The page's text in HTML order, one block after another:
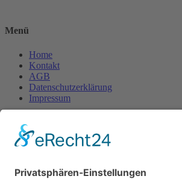
Menü
Home
Kontakt
AGB
Datenschutzerklärung
Impressum
BSI Vertriebs GmbH
64572 Büttelborn